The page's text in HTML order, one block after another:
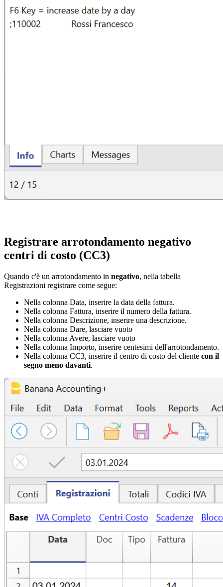
Registrare arrotondamento negativo
centri di costo (CC3)
Quando c'è un arrotondamento in negativo, nella tabella
Registrazioni registrare come segue:
Nella colonna Data, inserire la data della fattura.
Nella colonna Fattura, inserire il numero della fattura.
Nella colonna Descrizione, inserire una descrizione.
Nella colonna Dare, lasciare vuoto
Nella colonna Avere, lasciare vuoto
Nella colonna Importo, inserire centesimi dell'arrotondamento.
Nella colonna CC3, inserire il centro di costo del cliente con il
segno meno davanti.